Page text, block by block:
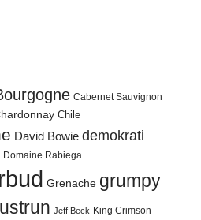
Cabernet Sauvignon
Chile
David Bowie demokrati
Domaine Rabiega
Grenache grumpy
Jeff Beck King Crimson